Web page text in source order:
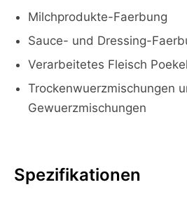
Milchprodukte-Faerbung
Sauce- und Dressing-
Verarbeitetes Fleisch
Trockenwuerzmischungen
Gewuerzmischungen
Spezifikationen